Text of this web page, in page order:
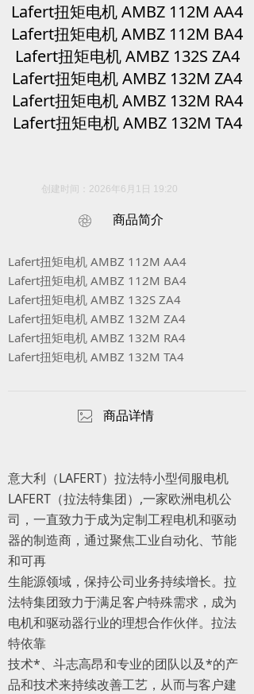
Lafert扭矩电机 AMBZ 112M AA4
Lafert扭矩电机 AMBZ 112M BA4
Lafert扭矩电机 AMBZ 132S ZA4
Lafert扭矩电机 AMBZ 132M ZA4
Lafert扭矩电机 AMBZ 132M RA4
Lafert扭矩电机 AMBZ 132M TA4
商品简介
创建时间： 2026年6月1日 19:20
Lafert扭矩电机 AMBZ 112M AA4
Lafert扭矩电机 AMBZ 112M BA4
Lafert扭矩电机 AMBZ 132S ZA4
Lafert扭矩电机 AMBZ 132M ZA4
Lafert扭矩电机 AMBZ 132M RA4
Lafert扭矩电机 AMBZ 132M TA4
商品详情
意大利（LAFERT）拉法特小型伺服电机
LAFERT（拉法特集团）,一家欧洲电机公
司，一直致力于成为定制工程电机和驱动
器的制造商，通过聚焦工业自动化、节能
和可再
生能源领域，保持公司业务持续增长。拉
法特集团致力于满足客户特殊需求，成为
电机和驱动器行业的理想合作伙伴。拉法
特依靠
技术*、斗志高昂和专业的团队以及*的产
品和技术来持续改善工艺，从而与客户建
ꁵ
ꂈ